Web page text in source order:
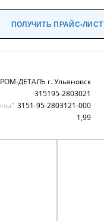
ПОЛУЧИТЬ ПРАЙС-ЛИСТ
ДЕТАЛЬ г. Ульяновск
315195-2803021
3151-95-2803121-000
1,99